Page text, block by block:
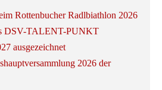
Rottenbucher Radlbiathlon 2026
DSV-TALENT-PUNKT
ausgezeichnet
2026 der